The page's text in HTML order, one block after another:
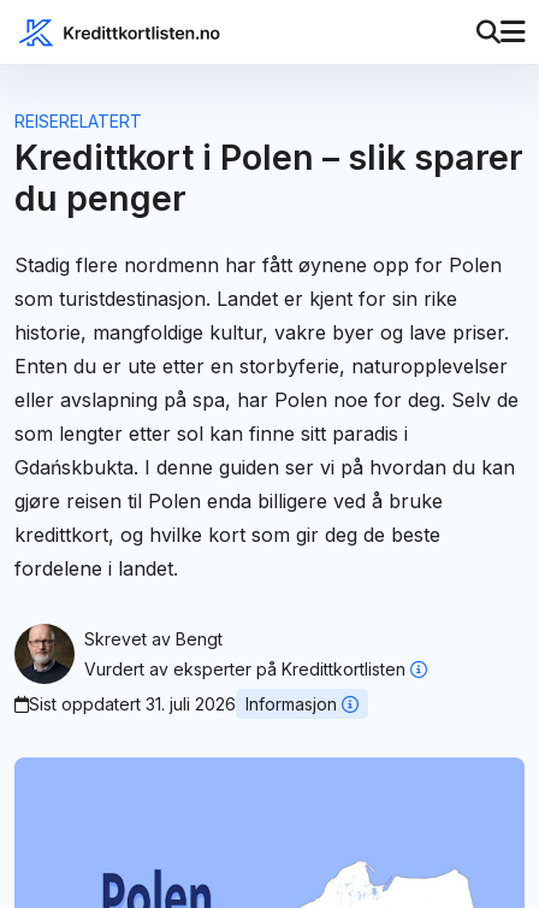
REISERELATERT
Kredittkort i Polen – slik sparer
du penger
Stadig flere nordmenn har fått øynene opp for Polen
som turistdestinasjon. Landet er kjent for sin rike
historie, mangfoldige kultur, vakre byer og lave priser.
Enten du er ute etter en storbyferie, naturopplevelser
eller avslapning på spa, har Polen noe for deg. Selv de
som lengter etter sol kan finne sitt paradis i
Gdańskbukta. I denne guiden ser vi på hvordan du kan
gjøre reisen til Polen enda billigere ved å bruke
kredittkort, og hvilke kort som gir deg de beste
fordelene i landet.
Skrevet av Bengt
Vurdert av eksperter på Kredittkortlisten
Sist oppdatert 31. juli 2026 Informasjon